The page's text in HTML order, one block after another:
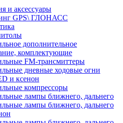
и аксессуары
GPS\ ГЛОНАСС
дополнительное
комплектующие
FM-трансмиттеры
дневные ходовые огни
и ксенон
компрессоры
лампы ближнего, дальнего
лампы ближнего, дальнего